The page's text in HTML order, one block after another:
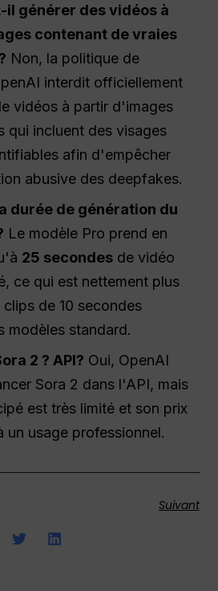
il générer des vidéos à
contenant de vraies
Non, la politique de
interdit officiellement
vidéos à partir d'images
qui incluent des visages
afin d'empêcher
abusive des deepfakes.
durée de génération du
Le modèle Pro prend en
25 secondes de vidéo
ce qui est nettement plus
de 10 secondes
modèles standard.
2 ? API? Oui, OpenAI
Sora 2 dans l'API, mais
est très limité et son prix
un usage professionnel.
Suivant